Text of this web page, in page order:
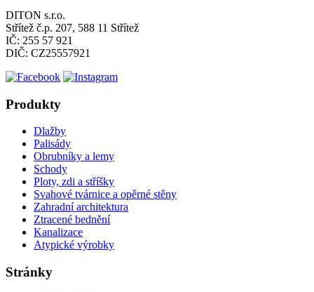
DITON s.r.o.
Střítež č.p. 207, 588 11 Střítež
IČ: 255 57 921
DIČ: CZ25557921
Produkty
Dlažby
Palisády
Obrubníky a lemy
Schody
Ploty, zdi a stříšky
Svahové tvárnice a opěrné stěny
Zahradní architektura
Ztracené bednění
Kanalizace
Atypické výrobky
Stránky